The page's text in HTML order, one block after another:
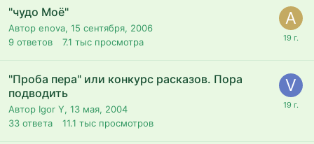
"чудо Моё"
Автор enova, 15 сентября, 2006
9 ответов 7.1 тыс просмотра
"Проба пера" или конкурс расказов. Пора
подводить
Автор Igor Y, 13 мая, 2004
33 ответа 11.1 тыс просмотров